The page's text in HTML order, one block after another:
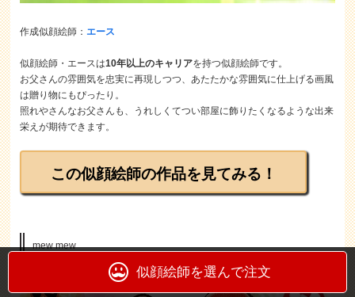
作成似顔絵師： エース
似顔絵師・エースは10年以上のキャリアを持つ似顔絵師です。
お父さんの雰囲気を忠実に再現しつつ、あたたかな雰囲気に仕上げる画風
は贈り物にもぴったり。
照れやさんなお父さんも、うれしくてつい部屋に飾りたくなるような出来
栄えが期待できます。
この似顔絵師の作品を見てみる！
mew mew
似顔絵師を選んで注文